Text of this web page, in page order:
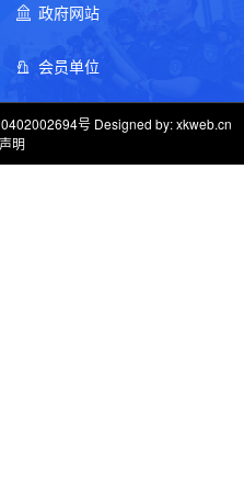
政府网站
会员单位
号 Designed by: xkweb.cn
明